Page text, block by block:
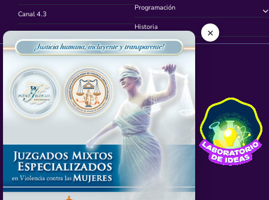
Canal 4.3
Canal 4.4
Programación
Historia
Síguenos en
App TVCUATRO
×